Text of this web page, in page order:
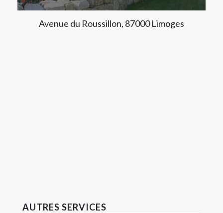
Avenue du Roussillon, 87000 Limoges
AUTRES SERVICES